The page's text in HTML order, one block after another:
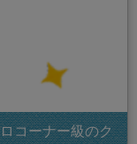
コーナー級のク